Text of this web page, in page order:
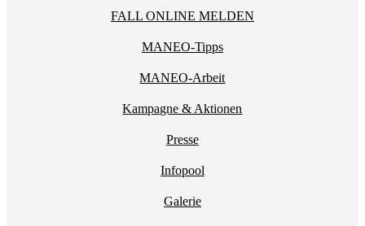
FALL ONLINE MELDEN
MANEO-Tipps
MANEO-Arbeit
Kampagne & Aktionen
Presse
Infopool
Galerie